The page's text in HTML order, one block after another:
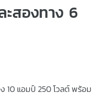
ะสองทาง 6
10 แอมป์ 250 โวลต์ พร้อม